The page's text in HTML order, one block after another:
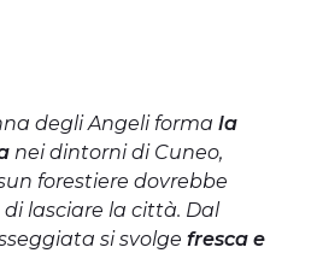
degli Angeli forma la
nei dintorni di Cuneo,
forestiere dovrebbe
lasciare la città. Dal
si svolge fresca e